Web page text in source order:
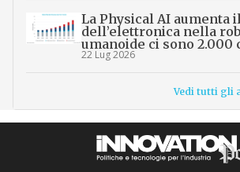
La Physical AI aumenta
dell’elettronica nella
umanoide ci sono 2.000
22 Lug 2026
Vedi tutti gli